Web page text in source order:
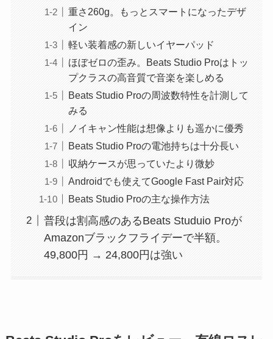
重さ260g。もっとスマートになったデザ
イン
軽い装着感の新しいイヤーパッド
ほぼゼロの歪み。Beats Studio Proはトッ
プクラスの高音質で音楽を楽しめる
Beats Studio Proの周波数特性を計測して
みる
ノイキャン性能は想像よりも遥かに優秀
Beats Studio Proの電池持ちは十分長い
収納ケースが思っていたより微妙
Androidでも使えてGoogle Fast Pair対応
Beats Studio Proの主な操作方法
普段は割高感のあるBeats Studuio Proが
Amazonブラックフライデーで半額。
49,800円 → 24,800円は強い